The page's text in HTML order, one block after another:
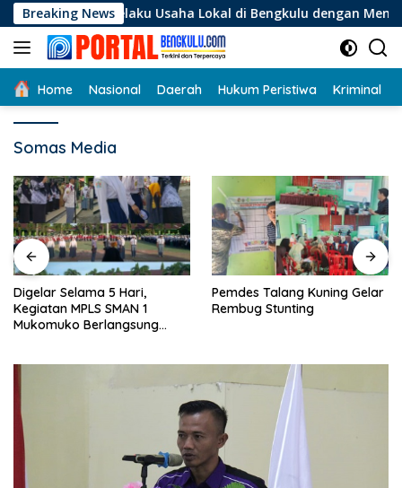
Langsung
ke
konten
Breaking News
Pelaku Usaha Lokal di Bengkulu dengan Meningkatkan
Home Nasional Daerah Hukum Peristiwa Kriminal
Somas Media
Digelar Selama 5 Hari,
Kegiatan MPLS SMAN 1
Mukomuko Berlangsung
Pemdes Talang Kuning Gelar
Rembug Stunting